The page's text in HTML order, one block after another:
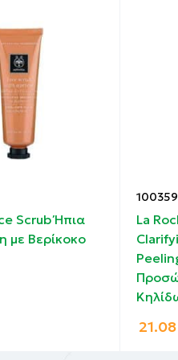
Scrub Ήπια
με Βερίκοκο
La
21.08